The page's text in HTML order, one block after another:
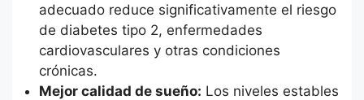
adecuado reduce significativamente el riesgo
de diabetes tipo 2, enfermedades
cardiovasculares y otras condiciones
crónicas.
Mejor calidad de sueño: Los niveles estables